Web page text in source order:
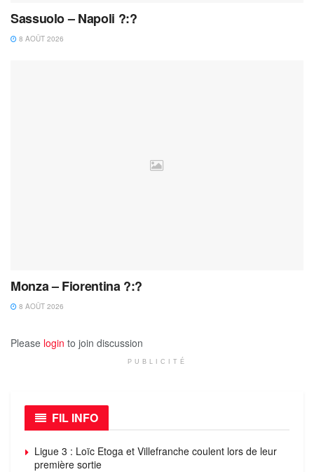
Sassuolo – Napoli ?:?
8 AOÛT 2026
Monza – Fiorentina ?:?
8 AOÛT 2026
Please login to join discussion
PUBLICITÉ
FIL INFO
Ligue 3 : Loïc Etoga et Villefranche coulent lors de leur
première sortie